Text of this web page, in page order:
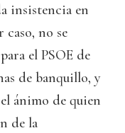
insistencia en
caso, no se
el PSOE de
de banquillo, y
ánimo de quien
de la